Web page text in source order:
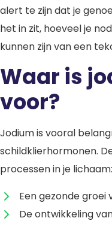
alert te zijn dat je
het in zit, hoeveel je
kunnen zijn van een
Waar is
voor?
Jodium is vooral
schildklierhormonen.
processen in je lichaam:
Een gezonde groei
De ontwikkeling